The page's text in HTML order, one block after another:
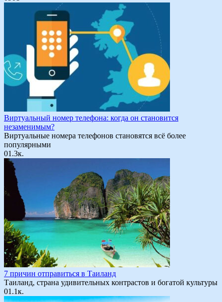
Виртуальный номер телефона: когда он становится
незаменимым?
Виртуальные номера телефонов становятся всё более
популярными
01.3к.
7 причин отправиться в Таиланд
Таиланд, страна удивительных контрастов и богатой культуры
01.1к.